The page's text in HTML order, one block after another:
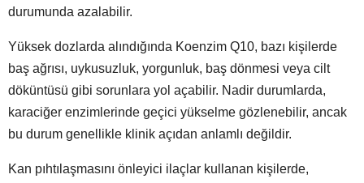
durumunda azalabilir.
Yüksek dozlarda alındığında Koenzim Q10, bazı kişilerde
baş ağrısı, uykusuzluk, yorgunluk, baş dönmesi veya cilt
döküntüsü gibi sorunlara yol açabilir. Nadir durumlarda,
karaciğer enzimlerinde geçici yükselme gözlenebilir, ancak
bu durum genellikle klinik açıdan anlamlı değildir.
Kan pıhtılaşmasını önleyici ilaçlar kullanan kişilerde,